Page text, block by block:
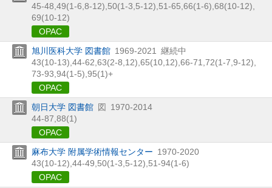
45-48, 49(1-6, 8-12), 50(1-3, 5-12), 51-65, 66(1-6), 68(10-12),
69(10-12)
OPAC
旭川医科大学 図書館 1969-2021
継続中
43(10-13), 44-62, 63(2-8, 12), 65(10, 12), 66-71, 72(1-7, 9-12),
73-93, 94(1-5), 95(1)+
OPAC
朝日大学 図書館 図 1970-2014
44-87, 88(1)
OPAC
麻布大学 附属学術情報センター 1970-2020
43(10-12), 44-49, 50(1-3, 5-12), 51-94(1-6)
OPAC